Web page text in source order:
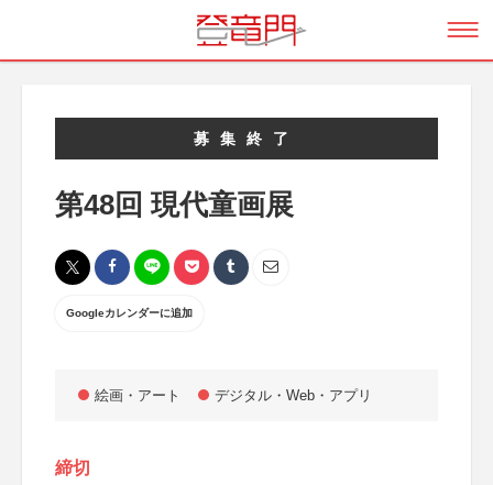
募集終了
第48回 現代童画展
Googleカレンダーに追加
絵画・アート デジタル・Web・アプリ
締切